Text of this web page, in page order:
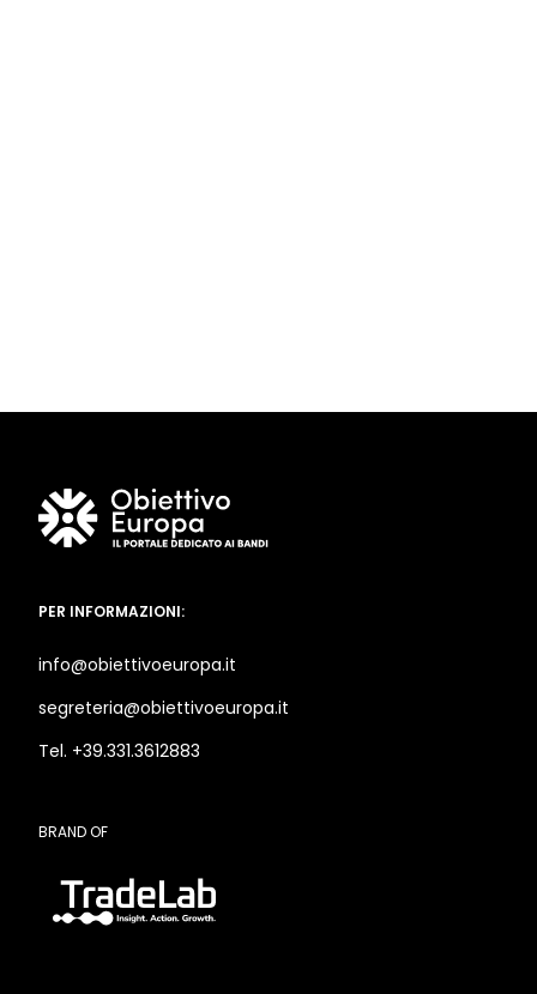
PER INFORMAZIONI:
info@obiettivoeuropa.it
segreteria@obiettivoeuropa.it
Tel. +39.331.3612883
BRAND OF